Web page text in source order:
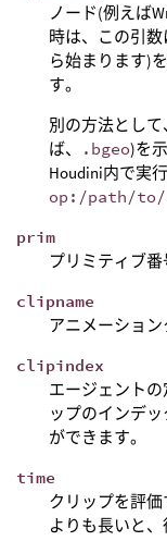
ノード(例えば
時は、この引
ら始まります)
す。
別の方法とし
ば、
.bgeo)を
Houdini内で実
op:/path/to/
prim
プリミティブ番
clipname
アニメーション
clipindex
エージェント
ップのインデッ
ができます。
time
クリップを評
よりも長いと、